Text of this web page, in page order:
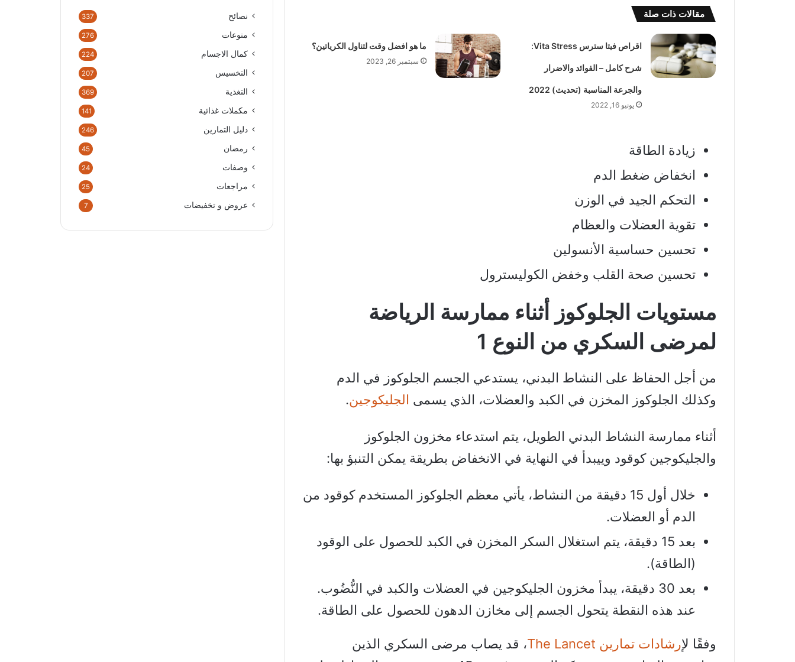
مقالات ذات صلة
اقراص فيتا سترس Vita Stress:
شرح كامل – الفوائد والاضرار
والجرعة المناسبة (تحديث) 2022
يونيو 16, 2022
ما هو افضل وقت لتناول الكرياتين؟
سبتمبر 26, 2023
زيادة الطاقة
انخفاض ضغط الدم
التحكم الجيد في الوزن
تقوية العضلات والعظام
تحسين حساسية الأنسولين
تحسين صحة القلب وخفض الكوليسترول
مستويات الجلوكوز أثناء ممارسة الرياضة
لمرضى السكري من النوع 1
من أجل الحفاظ على النشاط البدني، يستدعي الجسم الجلوكوز في الدم
وكذلك الجلوكوز المخزن في الكبد والعضلات، الذي يسمى الجليكوجين.
أثناء ممارسة النشاط البدني الطويل، يتم استدعاء مخزون الجلوكوز
والجليكوجين كوقود وييبدأ في النهاية في الانخفاض بطريقة يمكن التنبؤ بها:
خلال أول 15 دقيقة من النشاط، يأتي معظم الجلوكوز المستخدم كوقود من
الدم أو العضلات.
بعد 15 دقيقة، يتم استغلال السكر المخزن في الكبد للحصول على الوقود
(الطاقة).
بعد 30 دقيقة، يبدأ مخزون الجليكوجين في العضلات والكبد في النُّضُوب.
عند هذه النقطة يتحول الجسم إلى مخازن الدهون للحصول على الطاقة.
وفقًا لإرشادات تمارين The Lancet
، قد يصاب مرضى السكري الذين
نصائح 337
منوعات 276
كمال الاجسام 224
التخسيس 207
التغذية 369
مكملات غذائية 141
دليل التمارين 246
رمضان 45
وصفات 24
مراجعات 25
عروض و تخفيضات 7